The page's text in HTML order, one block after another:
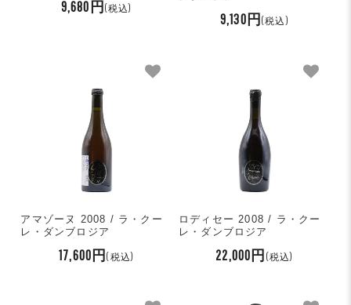
9,680円 (税込)
9,130円 (税込)
アマゾーヌ 2008 / ラ・クー
レ・ダンブロジア
17,600円(税込)
ロディセー 2008 / ラ・クー
レ・ダンブロジア
22,000円 (税込)